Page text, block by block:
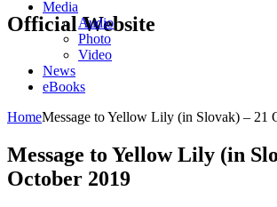
Official Website
Media
Audio
Photo
Video
News
eBooks
HomeMessage to Yellow Lily (in Slovak) – 21
Message to Yellow Lily (in
October 2019